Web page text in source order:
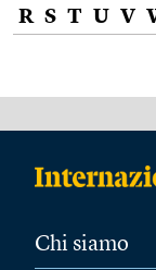
R S T U V
Chi siamo